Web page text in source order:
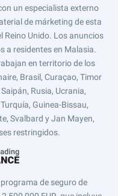
un especialista externo
de márketing de esta
Reino Unido. Los anuncios
a residentes en Malasia.
en territorio de los
Brasil, Curaçao, Timor
Rusia, Ucrania,
Guinea-Bissau,
Svalbard y Jan Mayen,
restringidos.
de seguro de